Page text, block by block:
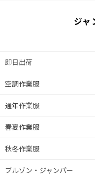
ジャ
即日出荷
空調作業服
通年作業服
春夏作業服
秋冬作業服
ブルゾン・ジャンパー